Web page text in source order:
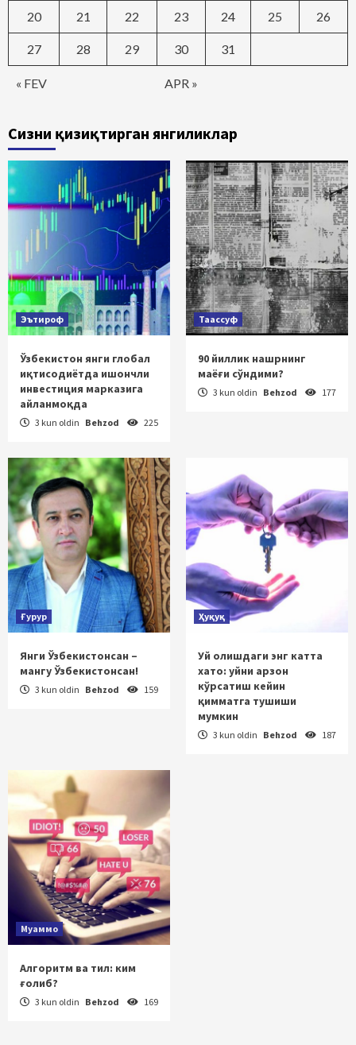
« FEV APR »
20 21 22 23 24 25 26
27 28 29 30 31
Сизни қизиқтирган янгиликлар
Эътироф
Ўзбекистон янги глобал
иқтисодиётда ишончли
инвестиция марказига
айланмоқда
3 kun oldin Behzod 225
Таассуф
90 йиллик нашрнинг
маёғи сўндими?
3 kun oldin Behzod 177
Ғурур
Янги Ўзбекистонсан –
мангу Ўзбекистонсан!
3 kun oldin Behzod 159
Ҳуқуқ
Уй олишдаги энг катта
хато: уйни арзон
кўрсатиш кейин
қимматга тушиши
мумкин
3 kun oldin Behzod 187
Муаммо
Алгоритм ва тил: ким
ғолиб?
3 kun oldin Behzod 169